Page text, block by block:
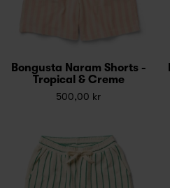
Bongusta Naram Shorts -
Tropical & Creme
500,00 kr